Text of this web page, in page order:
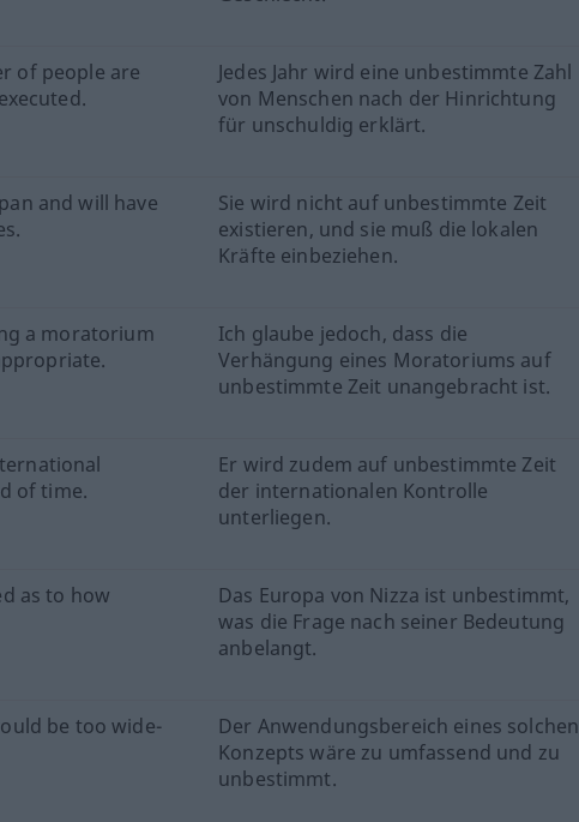
of people are
Jedes Jahr wird eine unbestimmte Zahl
von Menschen nach der Hinrichtung
für unschuldig erklärt.
and will have
Sie wird nicht auf unbestimmte Zeit
existieren, und sie muß die lokalen
Kräfte einbeziehen.
a moratorium
Ich glaube jedoch, dass die
Verhängung eines Moratoriums auf
unbestimmte Zeit unangebracht ist.
of time.
Er wird zudem auf unbestimmte Zeit
der internationalen Kontrolle
unterliegen.
as to how
Das Europa von Nizza ist unbestimmt,
was die Frage nach seiner Bedeutung
anbelangt.
be too wide-
Der Anwendungsbereich eines solchen
Konzepts wäre zu umfassend und zu
unbestimmt.